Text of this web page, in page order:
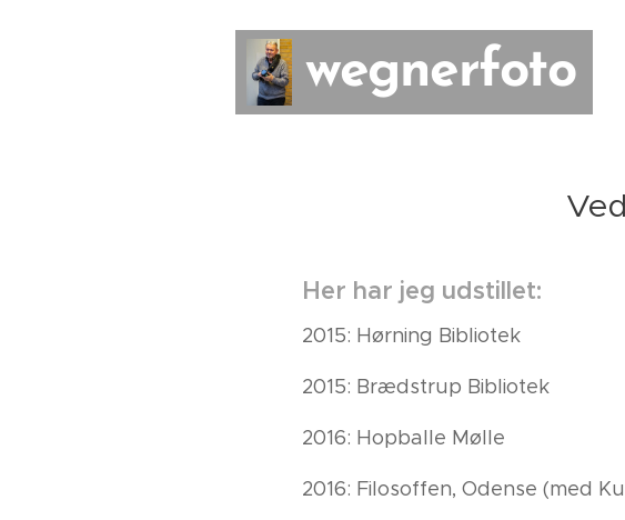
wegnerfoto
Her har jeg udstillet:
2015: Hørning Bibliotek
2015: Brædstrup Bibliotek
2016: Hopballe Mølle
2016: Filosoffen, Odense (med